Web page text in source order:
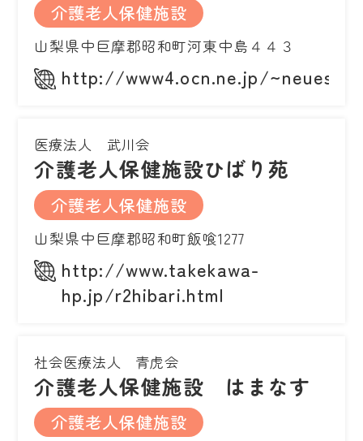
介護老人保健施設
山梨県中巨摩郡昭和町河東中島４４３
http://www4.ocn.ne.jp/~neues/
医療法人 武川会
介護老人保健施設ひばり苑
介護老人保健施設
山梨県中巨摩郡昭和町飯喰1277
http://www.takekawa-
hp.jp/r2hibari.html
社会医療法人 青虎会
介護老人保健施設 はまなす
介護老人保健施設